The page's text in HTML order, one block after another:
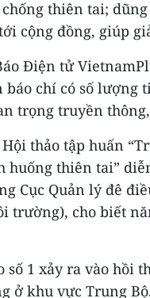
thiên tai;
cộng đồng, giúp
Điện tử
báo chí có số
trọng truyền
thảo tập huấn
huống thiên tai”
Cục Quản lý đê
trường), cho biết
số 1 xảy ra vào hồi
ở khu vực Trung